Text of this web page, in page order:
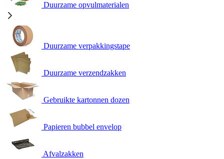
Duurzame opvulmaterialen
Duurzame verpakkingstape
Duurzame verzendzakken
Gebruikte kartonnen dozen
Papieren bubbel envelop
Afvalzakken